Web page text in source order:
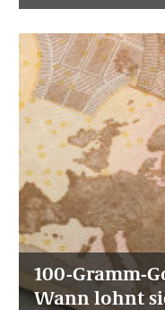
100-Gramm-
Wann lohnt